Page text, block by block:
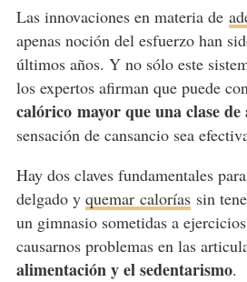
Las innovaciones en materia de
apenas noción del esfuerzo han
últimos años. Y no sólo este
los expertos afirman que puede
calórico mayor que una clase
sensación de cansancio sea
Hay dos claves fundamentales
delgado y quemar caloríassin
un gimnasio sometidas a
causarnos problemas en las
alimentación y el sedentarismo.